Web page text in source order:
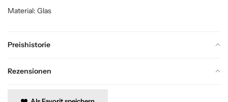
Preishistorie
Rezensionen
Material: Glas